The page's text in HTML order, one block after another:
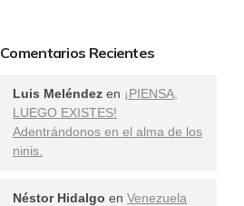
Comentarios Recientes
Luis Meléndez en ¡PIENSA,
LUEGO EXISTES!
Adentrándonos en el alma de los
ninis.
Néstor Hidalgo en Venezuela